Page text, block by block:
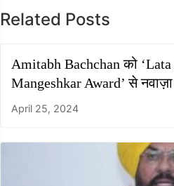
Related Posts
Amitabh Bachchan को ‘Lata
Mangeshkar Award’ से नवाज़ा
April 25, 2024